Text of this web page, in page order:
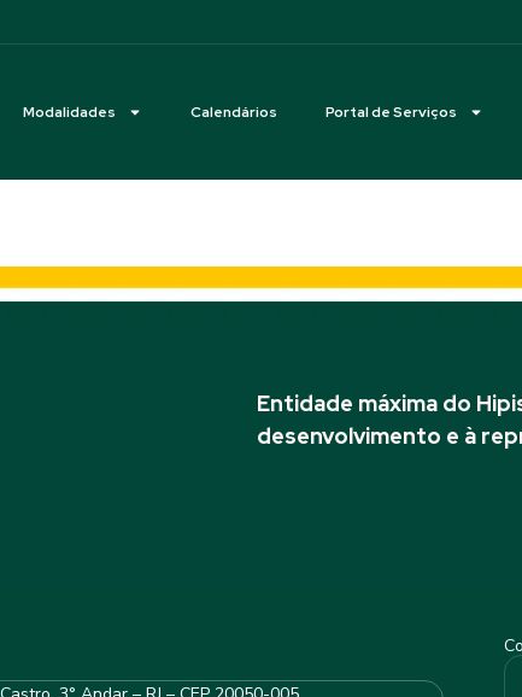
Modalidades Calendários Portal de Serviços
Entidade máxima do
desenvolvimento e à